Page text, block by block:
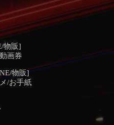
物販]
画券
物販]
/お手紙